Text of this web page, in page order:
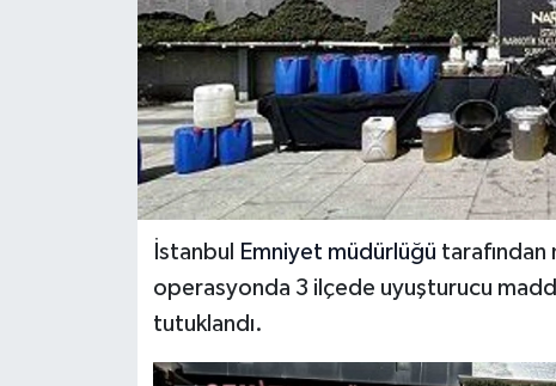
İstanbul Emniyet müdürlüğü tarafından
operasyonda 3 ilçede uyuşturucu
tutuklandı.
TEKNOLOJİ
TİCARET